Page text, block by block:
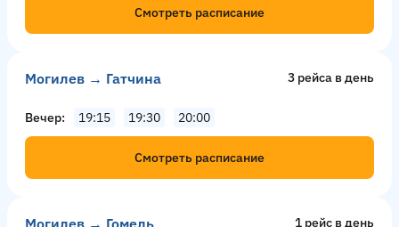
Смотреть расписание
Могилев → Гатчина 3 рейсa в день
Вечер 19:15 19:30 20:00
Смотреть расписание
Могилев → Гомель 1 рейс в день